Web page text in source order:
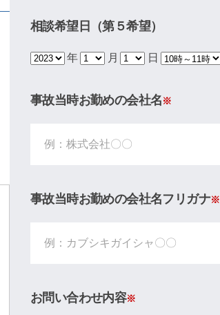
相談希望日（第５希望）
年 月 日
事故当時お勤めの会社名※
事故当時お勤めの会社名フリガナ※
お問い合わせ内容※